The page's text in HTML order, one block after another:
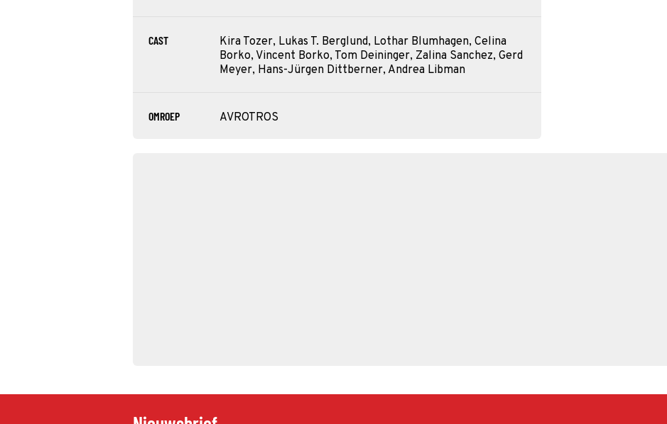
CAST
Kira Tozer, Lukas T. Berglund, Lothar Blumhagen, Celina
Borko, Vincent Borko, Tom Deininger, Zalina Sanchez, Gerd
Meyer, Hans-Jürgen Dittberner, Andrea Libman
OMROEP AVROTROS